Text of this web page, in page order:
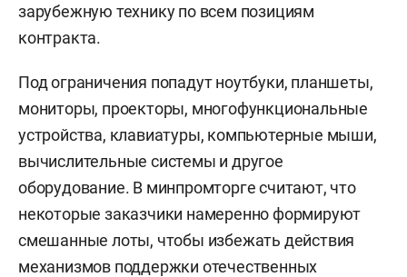
зарубежную технику по всем позициям
контракта.
Под ограничения попадут ноутбуки, планшеты,
мониторы, проекторы, многофункциональные
устройства, клавиатуры, компьютерные мыши,
вычислительные системы и другое
оборудование. В минпромторге считают, что
некоторые заказчики намеренно формируют
смешанные лоты, чтобы избежать действия
механизмов поддержки отечественных